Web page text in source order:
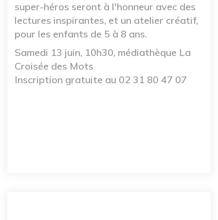
super-héros seront à l'honneur avec des
lectures inspirantes, et un atelier créatif,
pour les enfants de 5 à 8 ans.
Samedi 13 juin, 10h30, médiathèque La
Croisée des Mots
Inscription gratuite au 02 31 80 47 07